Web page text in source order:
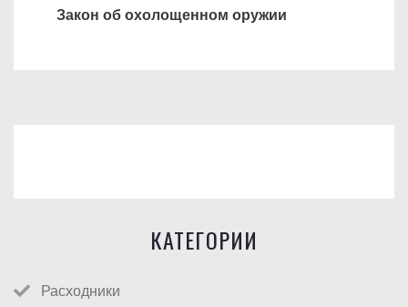
Закон об охолощенном оружии
КАТЕГОРИИ
Расходники